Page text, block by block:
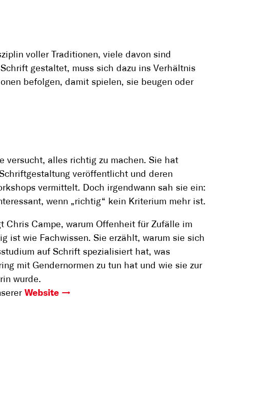
voller Traditionen, viele davon sind
gestaltet, muss sich dazu ins Verhältnis
befolgen, damit spielen, sie beugen oder
versucht, alles richtig zu machen. Sie hat
veröffentlicht und deren
vermittelt. Doch irgendwann sah sie ein:
wenn „richtig“ kein Kriterium mehr ist.
Chris Campe, warum Offenheit für Zufälle im
ist wie Fachwissen. Sie erzählt, warum sie sich
auf Schrift spezialisiert hat, was
mit Gendernormen zu tun hat und wie sie zur
wurde.
Website